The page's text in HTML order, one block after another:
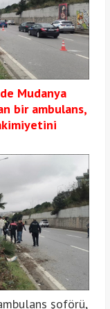
Mudanya
bir ambulans,
şoförü,